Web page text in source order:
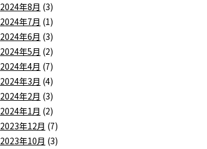
2024年8月 (3)
2024年7月 (1)
2024年6月 (3)
2024年5月 (2)
2024年4月 (7)
2024年3月 (4)
2024年2月 (3)
2024年1月 (2)
2023年12月 (7)
2023年10月 (3)